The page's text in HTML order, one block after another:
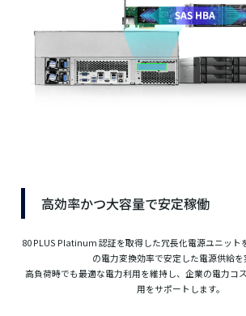
高効率かつ大容量で安定稼働
80 PLUS Platinum 認証を取得した冗長化電源ユニット
の電力変換効率で安定した電源供給を
高負荷時でも最適な電力利用を維持し、企業の電力コ
用をサポートします。